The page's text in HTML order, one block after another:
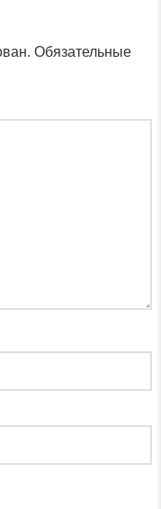
Обязательные